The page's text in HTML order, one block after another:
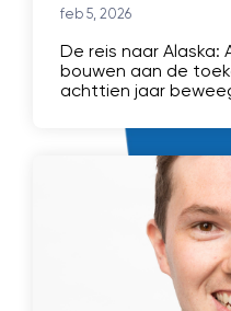
feb 5, 2026
De reis naar Alaska:
bouwen aan de
achttien jaar